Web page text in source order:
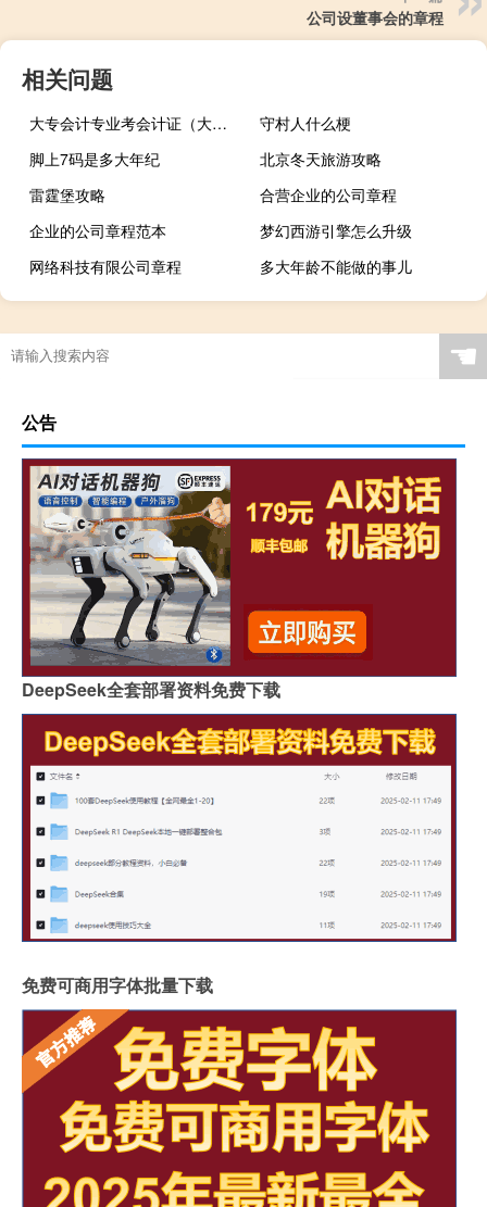
公司设董事会的章程
相关问题
大专会计专业考会计证（大专会计专业课程）
守村人什么梗
脚上7码是多大年纪
北京冬天旅游攻略
雷霆堡攻略
合营企业的公司章程
企业的公司章程范本
梦幻西游引擎怎么升级
网络科技有限公司章程
多大年龄不能做的事儿
☚
公告
DeepSeek全套部署资料免费下载
免费可商用字体批量下载